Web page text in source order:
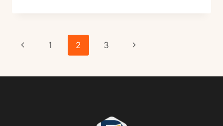
TECHNIQUES
MODERNES
(POUR
SANS
Navigation
Page
1 2 3
Page